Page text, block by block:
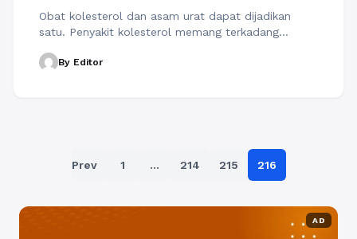
Obat kolesterol dan asam urat dapat dijadikan
satu. Penyakit kolesterol memang terkadang
kolesterol dalam darah tinggi, maka akan ada
Selengkapnya
By Editor
pos
Prev 1 … 214 215 216
AD